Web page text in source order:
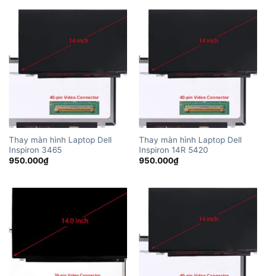
Thay màn hình Laptop Dell
Inspiron 3465
950.000₫
Thay màn hình Laptop Dell
Inspiron 14R 5420
950.000₫